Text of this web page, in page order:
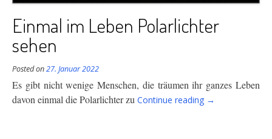
Einmal im Leben Polarlichter
sehen
Posted on27. Januar 2022
Es gibt nicht wenige Menschen, die träumen ihr ganzes Leben
davon einmaldie Polarlichter zu Continue reading
“Einmal
→